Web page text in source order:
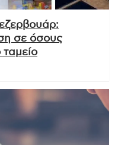
σε όσους